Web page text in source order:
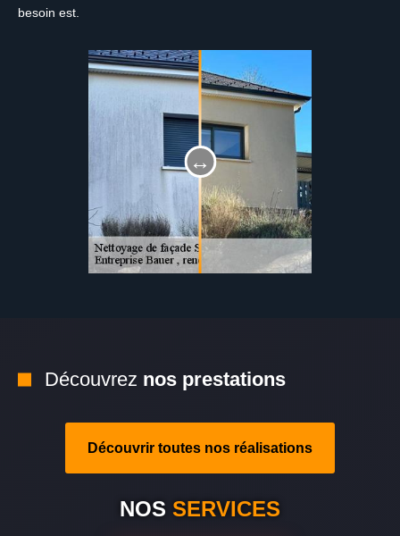
besoin est.
Découvrez nos prestations
Découvrir toutes nos réalisations
NOS SERVICES